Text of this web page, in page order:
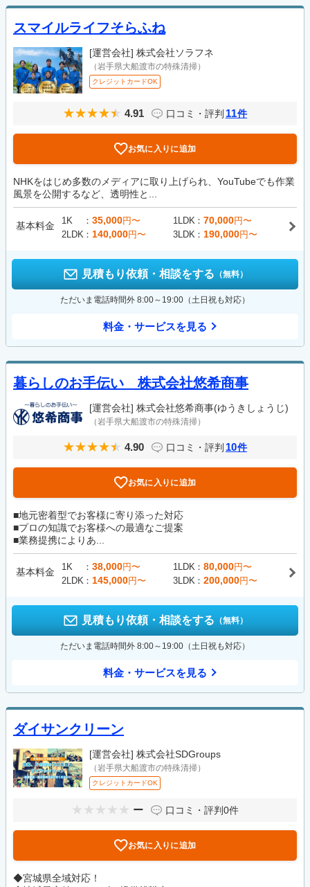
スマイルライフそらふね
[運営会社] 株式会社ソラフネ
（岩手県大船渡市の特殊清掃）
クレジットカードOK
4.91 口コミ・評判 11件
お気に入りに追加
NHKをはじめ多数のメディアに取り上げられ、YouTubeでも作業
風景を公開するなど、透明性と...
基本料金 1K 35,000円〜 1LDK 70,000円〜
2LDK
140,000円〜 3LDK 190,000円〜
見積もり依頼・相談をする （無料）
ただいま電話時間外 8:00～19:00（土日祝も対応）
料金・サービスを見る
暮らしのお手伝い 株式会社悠希商事
[運営会社] 株式会社悠希商事(ゆうきしょうじ)
（岩手県大船渡市の特殊清掃）
4.90 口コミ・評判 10件
お気に入りに追加
■地元密着型でお客様に寄り添った対応
■プロの知識でお客様への最適なご提案
■業務提携によりあ...
基本料金 1K 38,000円〜 1LDK 80,000円〜
2LDK
145,000円〜 3LDK 200,000円〜
見積もり依頼・相談をする （無料）
ただいま電話時間外 8:00～19:00（土日祝も対応）
料金・サービスを見る
ダイサンクリーン
[運営会社] 株式会社SDGroups
（岩手県大船渡市の特殊清掃）
クレジットカードOK
ー 口コミ・評判0件
お気に入りに追加
◆宮城県全域対応！